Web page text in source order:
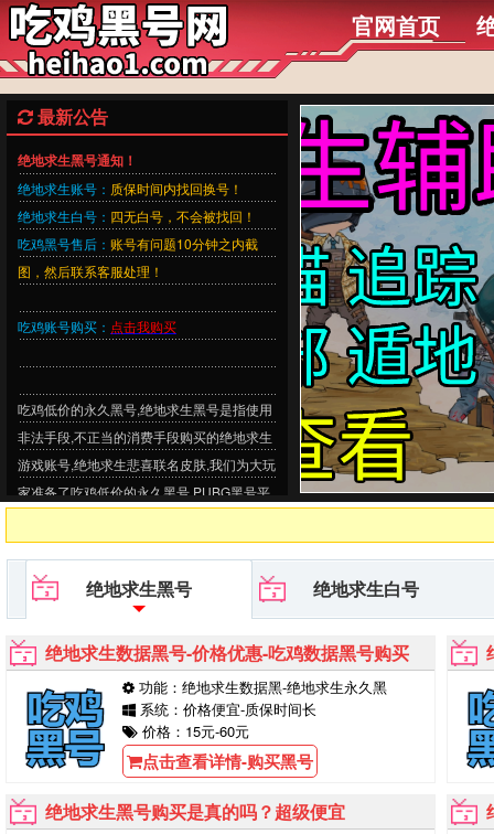
官网首页
最新公告
绝地求生黑号通知！
绝地求生账号： 质保时间内找回换号！
绝地求生白号： 四无白号，不会被找回！
吃鸡黑号售后： 账号有问题10分钟之内截
图，然后联系客服处理！
吃鸡账号购买： 点击我购买
吃鸡低价的永久黑号,绝地求生黑号是指使用
非法手段,不正当的消费手段购买的绝地求生
游戏账号,绝地求生悲喜联名皮肤,我们为大玩
家准备了吃鸡低价的永久黑号,PUBG黑号平
绝地求生黑号 绝地求生白号
绝地求生数据黑号-价格优惠-吃鸡数据黑号购买
功能：绝地求生数据黑-绝地求生永久黑
系统：价格便宜-质保时间长
价格：15元-60元
点击查看详情-购买黑号
绝地求生黑号购买是真的吗？超级便宜